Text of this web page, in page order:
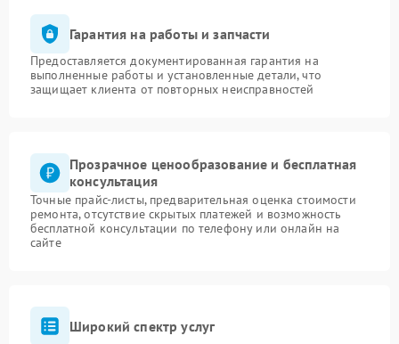
Гарантия на работы и запчасти
Предоставляется документированная гарантия на
выполненные работы и установленные детали, что
защищает клиента от повторных неисправностей
Прозрачное ценообразование и бесплатная
консультация
Точные прайс-листы, предварительная оценка стоимости
ремонта, отсутствие скрытых платежей и возможность
бесплатной консультации по телефону или онлайн на
сайте
Широкий спектр услуг